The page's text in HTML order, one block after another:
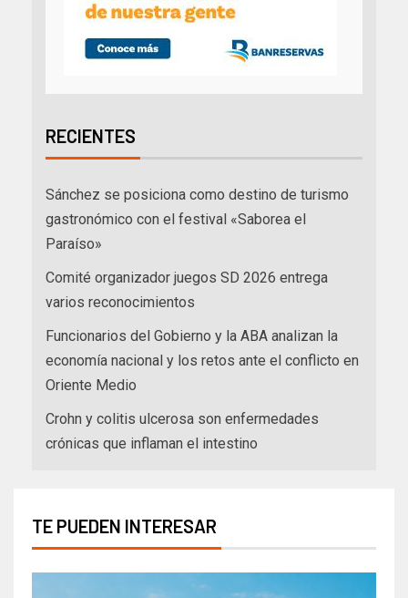
RECIENTES
Sánchez se posiciona como destino de turismo
gastronómico con el festival «Saborea el
Paraíso»
Comité organizador juegos SD 2026 entrega
varios reconocimientos
Funcionarios del Gobierno y la ABA analizan la
economía nacional y los retos ante el conflicto en
Oriente Medio
Crohn y colitis ulcerosa son enfermedades
crónicas que inflaman el intestino
TE PUEDEN INTERESAR